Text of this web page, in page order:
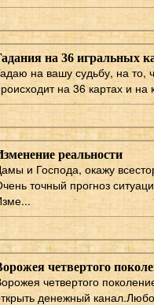
на 36 игральных
на вашу судьбу, на то,
на 36 картах и
реальности
и Господа, окажу
точный прогноз
четвертого
четвертого
денежный